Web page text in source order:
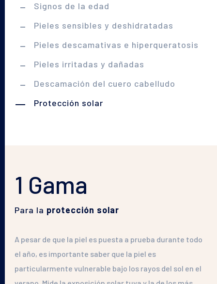
Signos de la edad
Pieles sensibles y deshidratadas
Pieles descamativas e hiperqueratosis
Pieles irritadas y dañadas
Descamación del cuero cabelludo
Protección solar
1 Gama
Para la protección solar
A pesar de que la piel es puesta a prueba durante todo
el año, es importante saber que la piel es
particularmente vulnerable bajo los rayos del sol en el